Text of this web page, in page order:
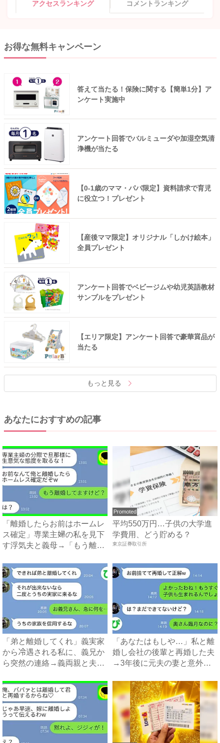
アクセスランキング コメントランキング
お得な無料キャンペーン
答えて当たる！保険に関する【簡単1分】ア
ンケート実施中
アンケート回答でバルミューダや加湿空気清
浄機が当たる
【0-1歳のママ・パパ限定】資料請求で育児
に役立つ！プレゼント
【産後ママ限定】オリジナル「しかけ絵本」
全員プレゼント
アンケート回答でベビージムや幼児英語教材
サンプルをプレゼント
【エリア限定】アンケート回答で豪華賞品が
当たる
もっと見る
あなたにおすすめの記事
「離婚したらお前はホームレ
ス確定」専業主婦の私を見下
す浮気夫と義母→「もう離婚
Promoted
平均550万円…子供の大学進
学費用、どう貯める？
東京証券取引所
「弟と離婚してくれ」義実家
から冷遇される私に、義兄か
ら突然の連絡→義両親と夫が
「あなたはもしや…」私と離
婚し会社の後輩と再婚した夫
→3年後に元夫の妻と意外な